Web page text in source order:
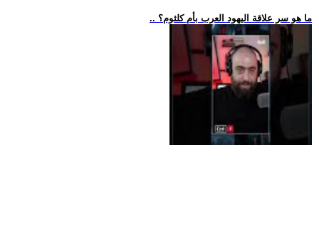
.. ما هو سر علاقة اليهود العرب بأم كلثوم؟